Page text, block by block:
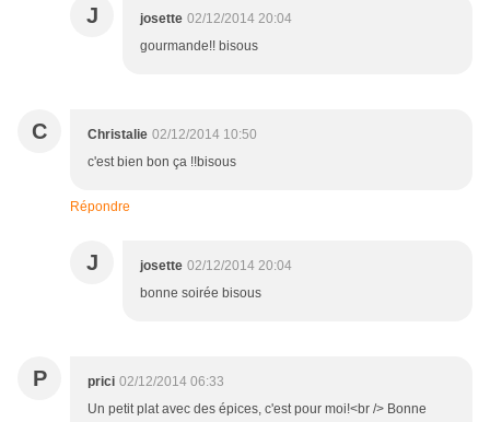
J josette 02/12/2014 20:04
gourmande!! bisous
C Christalie 02/12/2014 10:50
c'est bien bon ça !!bisous
Répondre
J josette 02/12/2014 20:04
bonne soirée bisous
P prici 02/12/2014 06:33
Un petit plat avec des épices, c'est pour moi!<br /> Bonne